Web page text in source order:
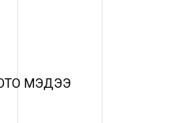
МЭДЭЭ